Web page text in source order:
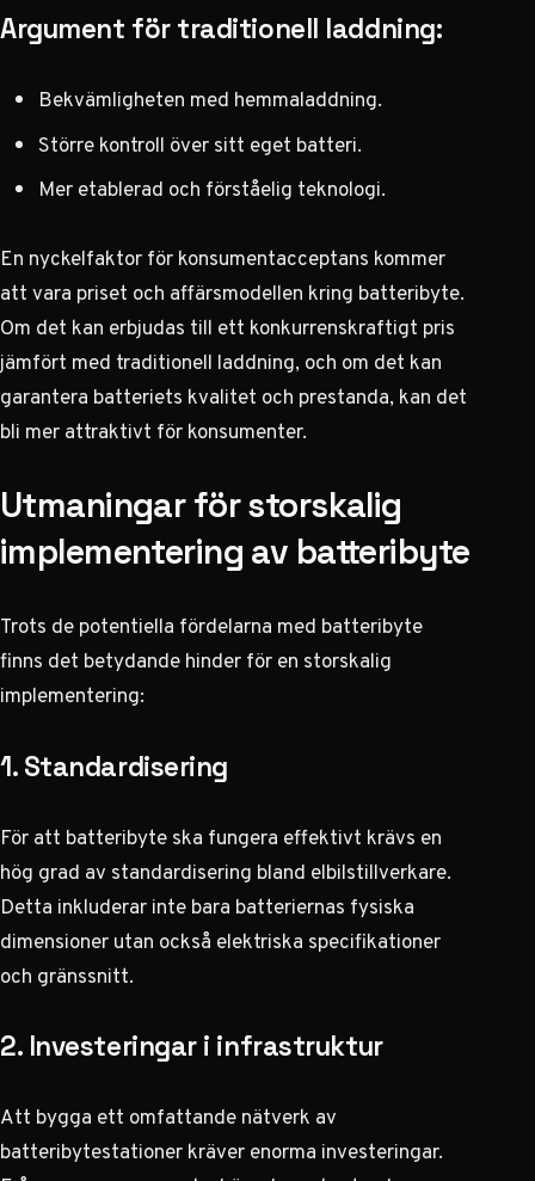
Argument för traditionell laddning:
Bekvämligheten med hemmaladdning.
Större kontroll över sitt eget batteri.
Mer etablerad och förståelig teknologi.
En nyckelfaktor för konsumentacceptans kommer
att vara priset och affärsmodellen kring batteribyte.
Om det kan erbjudas till ett konkurrenskraftigt pris
jämfört med traditionell laddning, och om det kan
garantera batteriets kvalitet och prestanda, kan det
bli mer attraktivt för konsumenter.
Utmaningar för storskalig
implementering av batteribyte
Trots de potentiella fördelarna med batteribyte
finns det betydande hinder för en storskalig
implementering:
1. Standardisering
För att batteribyte ska fungera effektivt krävs en
hög grad av standardisering bland elbilstillverkare.
Detta inkluderar inte bara batteriernas fysiska
dimensioner utan också elektriska specifikationer
och gränssnitt.
2. Investeringar i infrastruktur
Att bygga ett omfattande nätverk av
batteribytestationer kräver enorma investeringar.